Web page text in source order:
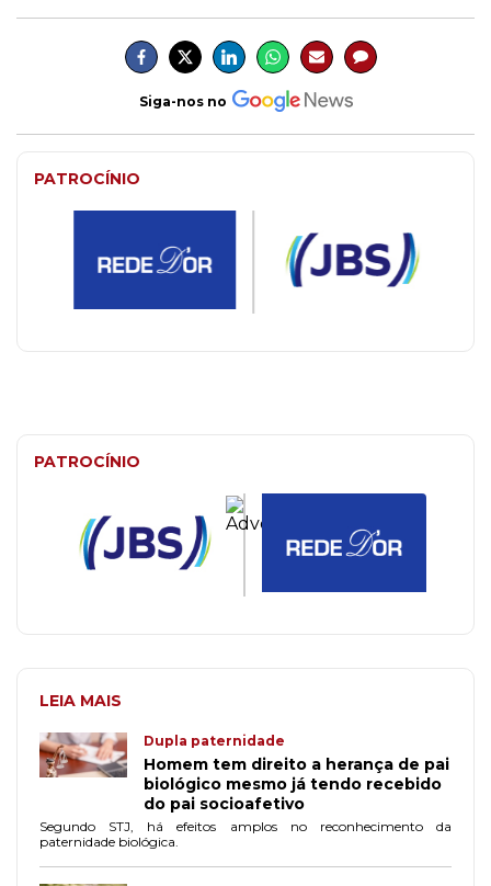
Siga-nos no
PATROCÍNIO
PATROCÍNIO
LEIA MAIS
Dupla paternidade
Homem tem direito a herança de pai
biológico mesmo já tendo recebido
do pai socioafetivo
Segundo STJ, há efeitos amplos no reconhecimento da
paternidade biológica.